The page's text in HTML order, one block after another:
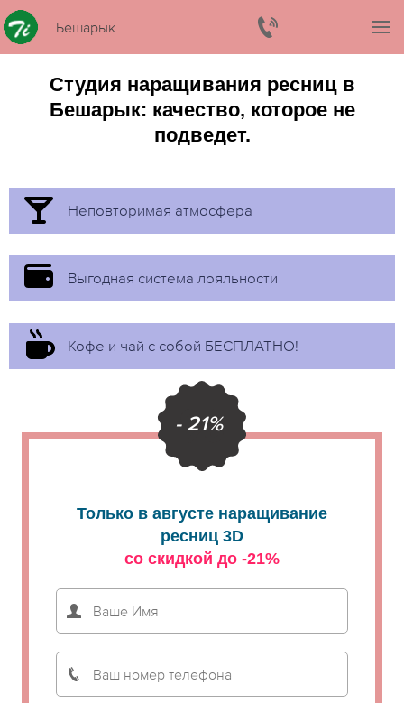
Бешарык
Студия наращивания ресниц в
Бешарык: качество, которое не
подведет.
Неповторимая атмосфера
Выгодная система лояльности
Кофе и чай с собой БЕСПЛАТНО!
- 21%
Только в августе наращивание
ресниц 3D
со скидкой до -21%